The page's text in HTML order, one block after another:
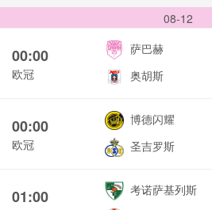
08-12
00:00
欧冠
萨巴赫
奥胡斯
00:00
欧冠
博德闪耀
圣吉罗斯
01:00
考诺萨基列斯